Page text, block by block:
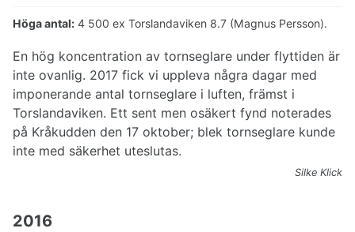
Höga antal: 4 500 ex Torslandaviken 8.7 (Magnus Persson).
En hög koncentration av tornseglare under flyttiden är
inte ovanlig. 2017 fick vi uppleva några dagar med
imponerande antal tornseglare i luften, främst i
Torslandaviken. Ett sent men osäkert fynd noterades
på Kråkudden den 17 oktober; blek tornseglare kunde
inte med säkerhet uteslutas.
Silke Klick
2016